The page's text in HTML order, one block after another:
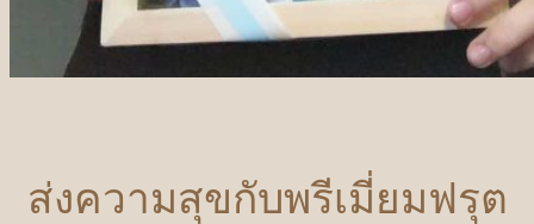
ส่งความสุขกับพรีเมี่ยมฟรุต